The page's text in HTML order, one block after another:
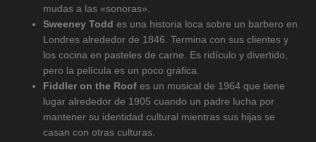
mudas a las «sonoras».
Sweeney Toddes una historia loca sobre un barbero en
Londres alrededor de 1846. Termina con sus clientes y
los cocina en pasteles de carne. Es ridículo y divertido,
pero la película es un poco gráfica.
Fiddler on the Roofes un musical de 1964 que tiene
lugar alrededor de 1905 cuando un padre lucha por
mantener su identidad cultural mientras sus hijas se
casan con otras culturas.